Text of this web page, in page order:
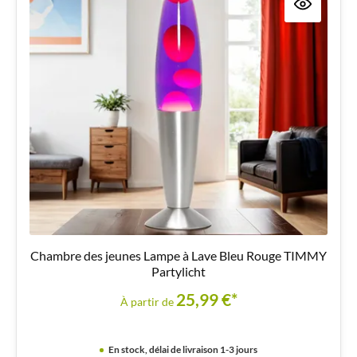
Chambre des jeunes Lampe à Lave Bleu Rouge TIMMY
Partylicht
À partir de 25,99 €*
En stock, délai de livraison 1-3 jours